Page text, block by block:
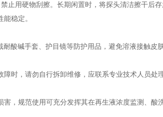
止用硬物刮擦。长期闲置时，将探头清洁擦干后
稳定。
酸碱手套、护目镜等防护用品，避免溶液接触皮
时，请勿自行拆卸维修，应联系专业技术人员处
，规范使用可充分发挥其在再生液浓度监测、酸